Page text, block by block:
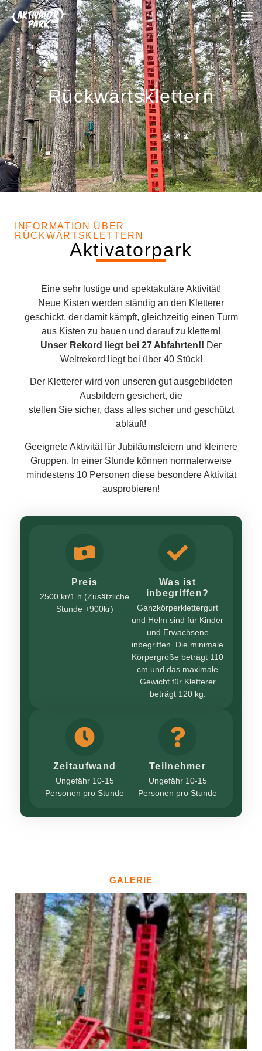
Rückwärtsklettern
INFORMATION ÜBER
RÜCKWÄRTSKLETTERN
Aktivatorpark
Eine sehr lustige und spektakuläre Aktivität!
Neue Kisten werden ständig an den Kletterer
geschickt, der damit kämpft, gleichzeitig einen Turm
aus Kisten zu bauen und darauf zu klettern!
Unser Rekord liegt bei 27 Abfahrten!! Der
Weltrekord liegt bei über 40 Stück!
Der Kletterer wird von unseren gut ausgebildeten
Ausbildern gesichert, die
stellen Sie sicher, dass alles sicher und geschützt
abläuft!
Geeignete Aktivität für Jubiläumsfeiern und kleinere
Gruppen. In einer Stunde können normalerweise
mindestens 10 Personen diese besondere Aktivität
ausprobieren!
Preis
2500 kr/1 h (Zusätzliche
Stunde +900kr)
Was ist
inbegriffen?
Ganzkörperklettergurt
und Helm sind für Kinder
und Erwachsene
inbegriffen. Die minimale
Körpergröße beträgt 110
cm und das maximale
Gewicht für Kletterer
beträgt 120 kg.
Zeitaufwand
Ungefähr 10-15
Personen pro Stunde
Teilnehmer
Ungefähr 10-15
Personen pro Stunde
GALERIE